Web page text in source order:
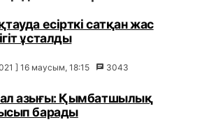
есірткі сатқан жас
ұсталды
] 16 маусым, 18:15 3043
азығы: Қымбатшылық
барады